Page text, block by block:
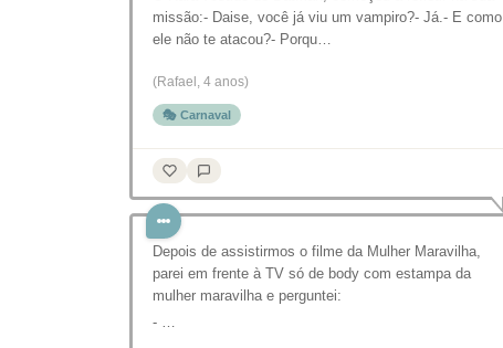
missão:- Daise, você já viu um vampiro?- Já.- E como
ele não te atacou?- Porqu…
(Rafael, 4 anos)
🎭 Carnaval
Depois de assistirmos o filme da Mulher Maravilha,
parei em frente à TV só de body com estampa da
mulher maravilha e perguntei:
- …